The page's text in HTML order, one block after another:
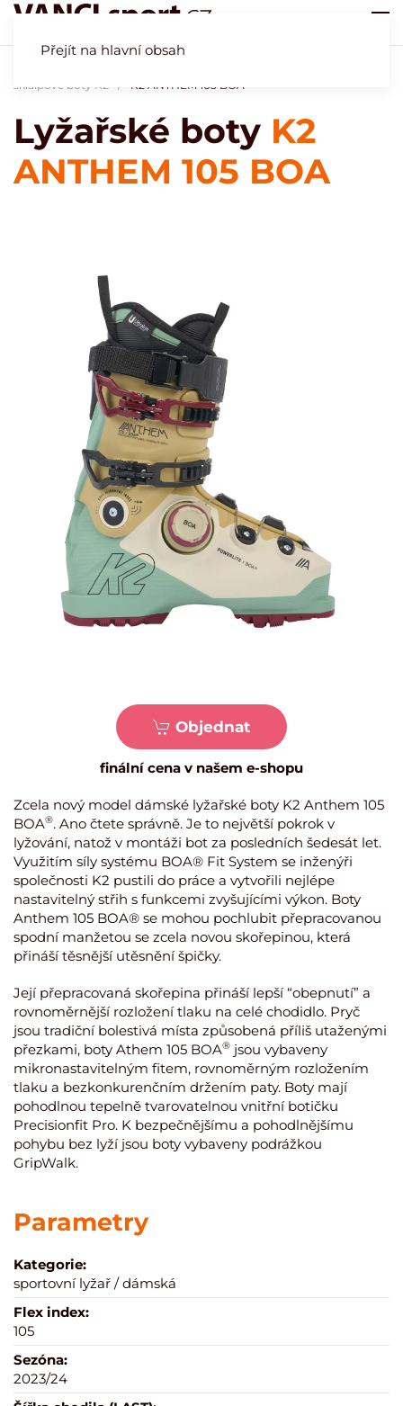
Přejít na hlavní obsah
skialpové boty K2
K2 ANTHEM 105 BOA
Lyžařské boty K2
ANTHEM 105 BOA
Objednat
finální cena v našem e-shopu
Zcela nový model dámské lyžařské boty K2 Anthem 105
BOA®. Ano čtete správně. Je to největší pokrok v
lyžování, natož v montáži bot za posledních šedesát let.
Využitím síly systému BOA® Fit System se inženýři
společnosti K2 pustili do práce a vytvořili nejlépe
nastavitelný střih s funkcemi zvyšujícími výkon. Boty
Anthem 105 BOA® se mohou pochlubit přepracovanou
spodní manžetou se zcela novou skořepinou, která
přináší těsnější utěsnění špičky.
Její přepracovaná skořepina přináší lepší “obepnutí” a
rovnoměrnější rozložení tlaku na celé chodidlo. Pryč
jsou tradiční bolestivá místa způsobená příliš utaženými
přezkami, boty Athem 105 BOA® jsou vybaveny
mikronastavitelným fitem, rovnoměrným rozložením
tlaku a bezkonkurenčním držením paty. Boty mají
pohodlnou tepelně tvarovatelnou vnitřní botičku
Precisionfit Pro. K bezpečnějšímu a pohodlnějšímu
pohybu bez lyží jsou boty vybaveny podrážkou
GripWalk.
Parametry
Kategorie:
sportovní lyžař / dámská
Flex index:
105
Sezóna:
2023/24